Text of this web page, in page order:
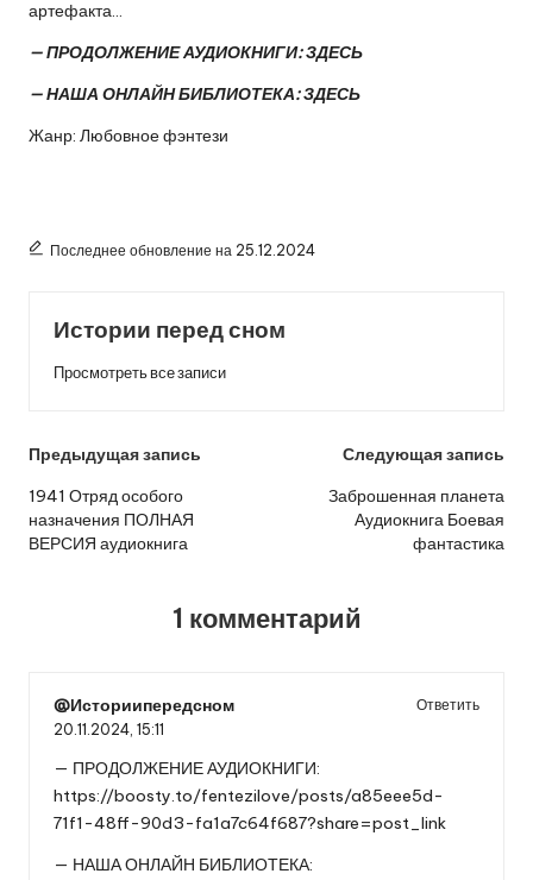
артефакта…
— ПРОДОЛЖЕНИЕ АУДИОКНИГИ:ЗДЕСЬ
— НАША ОНЛАЙН БИБЛИОТЕКА:ЗДЕСЬ
Жанр: Любовное фэнтези
Последнее обновление на 25.12.2024
Истории перед сном
Просмотреть все записи
Навигация
по
записям
Предыдущая запись
1941 Отряд особого
назначения ПОЛНАЯ
ВЕРСИЯ аудиокнига
Следующая запись
Заброшенная планета
Аудиокнига Боевая
фантастика
1 комментарий
@Историипередсном
Ответить
20.11.2024, 15:11
— ПРОДОЛЖЕНИЕ АУДИОКНИГИ:
https://boosty.to/fentezilove/posts/a85eee5d-
71f1-48ff-90d3-fa1a7c64f687?share=post_link
— НАША ОНЛАЙН БИБЛИОТЕКА: